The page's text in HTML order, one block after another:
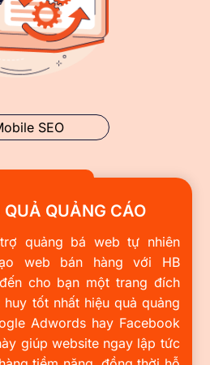
SEO
QUẢNG CÁO
quảng bá web tự nhiên
web bán hàng với HB
cho bạn một trang đích
tốt nhất hiệu quả quảng
Adwords hay Facebook
giúp website ngay lập tức